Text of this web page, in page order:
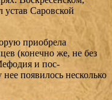
Саровской
приобре­ла
(конечно же, не без
и пос­
появилось не­сколько